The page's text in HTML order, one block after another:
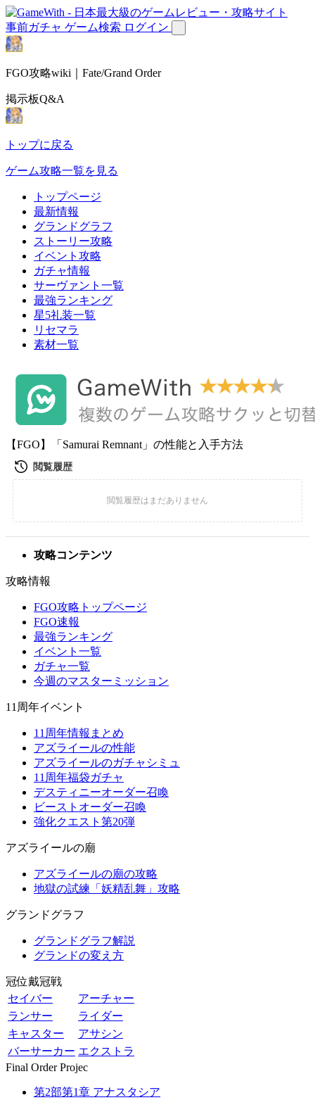
事前ガチャ ゲーム検索 ログイン
FGO攻略wiki｜Fate/Grand Order
掲示板Q&A
トップに戻る
ゲーム攻略一覧を見る
トップページ
最新情報
グランドグラフ
ストーリー攻略
イベント攻略
ガチャ情報
サーヴァント一覧
最強ランキング
星5礼装一覧
リセマラ
素材一覧
【FGO】「Samurai Remnant」の性能と入手方法
攻略コンテンツ
攻略情報
FGO攻略トップページ
FGO速報
最強ランキング
イベント一覧
ガチャ一覧
今週のマスターミッション
11周年イベント
11周年情報まとめ
アズライールの性能
アズライールのガチャシミュ
11周年福袋ガチャ
デスティニーオーダー召喚
ビーストオーダー召喚
強化クエスト第20弾
アズライールの廟
アズライールの廟の攻略
地獄の試練「妖精乱舞」攻略
グランドグラフ
グランドグラフ解説
グランドの変え方
冠位戴冠戦
セイバー
アーチャー
ランサー
ライダー
キャスター
アサシン
バーサーカー エクストラ
Final Order Projec
第2部第1章 アナスタシア